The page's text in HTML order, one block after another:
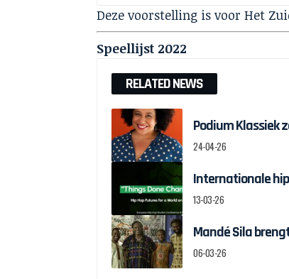
Deze voorstelling is voor Het
Speellijst 2022
RELATED NEWS
Podium Klassiek
24-04-26
Internationale
13-03-26
Mandé Sila
06-03-26